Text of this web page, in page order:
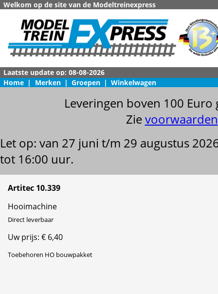
Welkom op de site van de Modeltreinexpress
Home | Merken | Groepen | Winkelwagen
Leveringen boven 100
Zievoorwaarden
Let op: van 27 juni t/m 29 augustus
tot 16:00 uur.
Artitec 10.339
Hooimachine
Direct leverbaar
Uw prijs: € 6,40
Toebehoren HO bouwpakket